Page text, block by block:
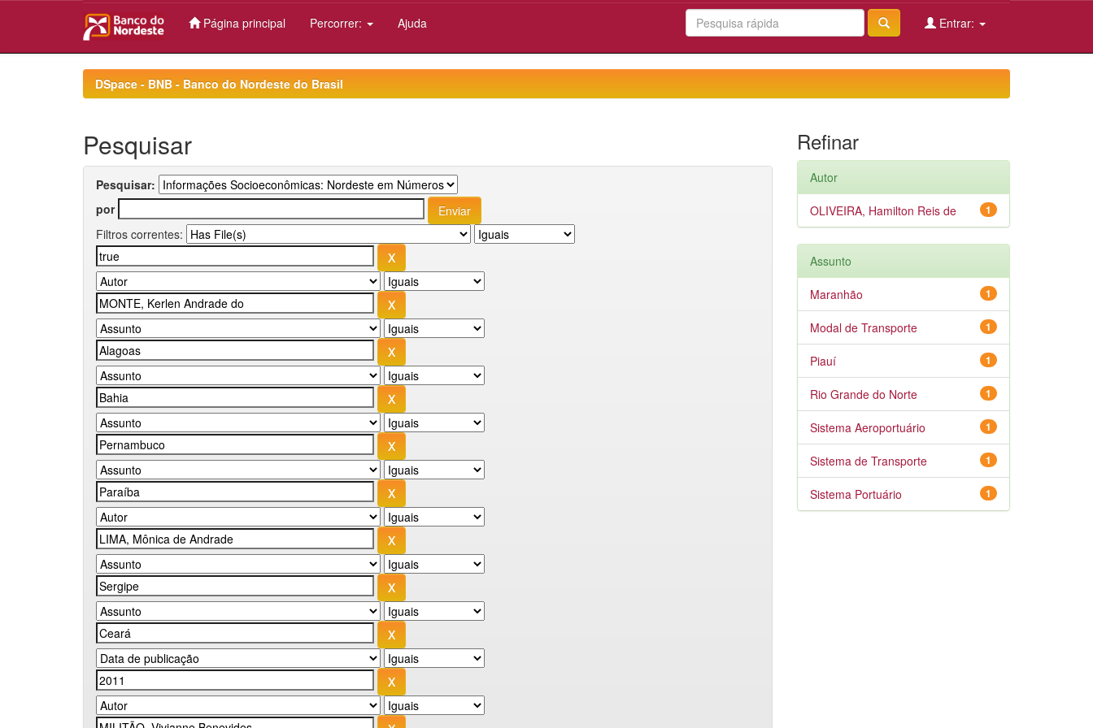
Página principal Percorrer: Ajuda Entrar:
DSpace - BNB - Banco do Nordeste do Brasil
Pesquisar
Pesquisar:
por
Filtros correntes:
Refinar
Autor
1
OLIVEIRA, Hamilton Reis de
Assunto
1
Maranhão
1
Modal de Transporte
1
Piauí
1
Rio Grande do Norte
1
Sistema Aeroportuário
1
Sistema de Transporte
1
Sistema Portuário